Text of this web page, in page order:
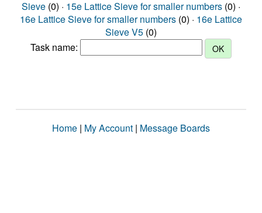
Sieve (0) · 15e Lattice Sieve for smaller numbers (0) ·
16e Lattice Sieve for smaller numbers (0) · 16e Lattice
Sieve V5 (0)
Task name:
Home | My Account | Message Boards